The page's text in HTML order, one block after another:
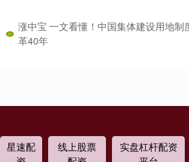
涨中宝 一文看懂！中国集体建设用地制
革40年
星速配
线上股票
实盘杠杆配资